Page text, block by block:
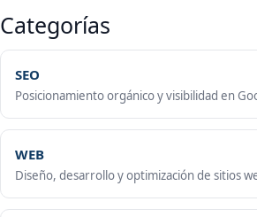
Categorías
SEO
Posicionamiento orgánico y visibilidad en
WEB
Diseño, desarrollo y optimización de sitios